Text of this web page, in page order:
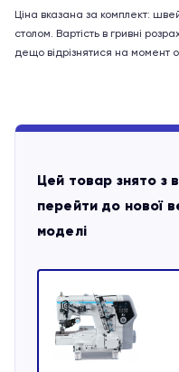
Ціна вказана за комплект:
столом. Вартість в гривні
дещо відрізнятися на момент
Цей товар знято з
перейти до нової
моделі